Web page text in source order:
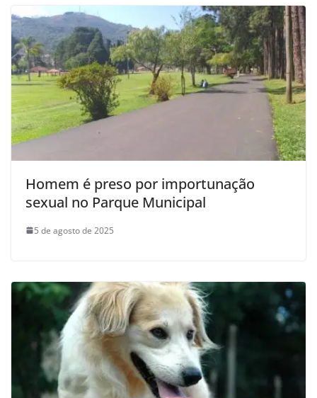
Homem é preso por importunação
sexual no Parque Municipal
5 de agosto de 2025